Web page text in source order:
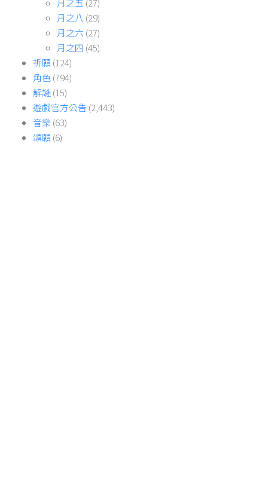
月之五 (27)
月之八 (29)
月之六 (27)
月之四 (45)
祈願(124)
角色(794)
解謎(15)
遊戲官方公告 (2,443)
音樂 (63)
頌願(6)